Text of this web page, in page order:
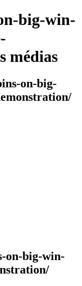
big-win-
médias
on-big-
on-big-win-